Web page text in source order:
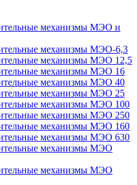
механизмы МЭО и
механизмы МЭО-6,3
механизмы МЭО 12,5
механизмы МЭО 16
механизмы МЭО 40
механизмы МЭО 25
механизмы МЭО 100
механизмы МЭО 250
механизмы МЭО 160
механизмы МЭО 630
механизмы МЭО
механизмы МЭО